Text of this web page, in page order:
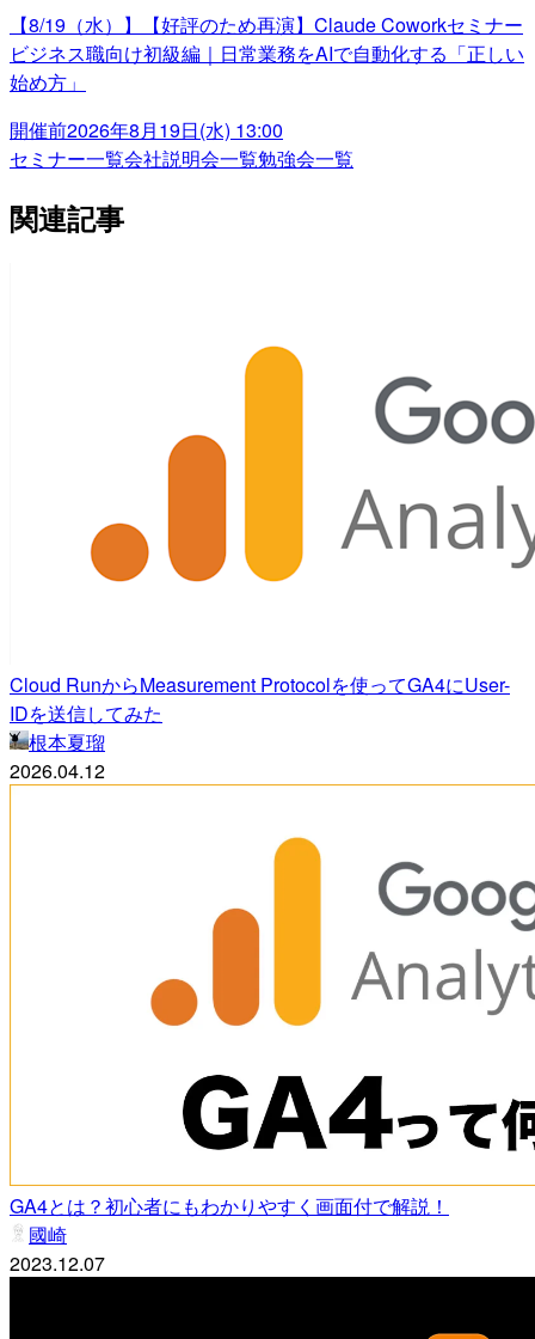
【8/19（水）】【好評のため再演】Claude Coworkセミナー
ビジネス職向け初級編｜日常業務をAIで自動化する「正しい
始め方」
開催前2026年8月19日(水) 13:00
セミナー一覧会社説明会一覧勉強会一覧
関連記事
Cloud RunからMeasurement Protocolを使ってGA4にUser-
IDを送信してみた
根本夏瑠
2026.04.12
GA4とは？初心者にもわかりやすく画面付で解説！
國崎
2023.12.07